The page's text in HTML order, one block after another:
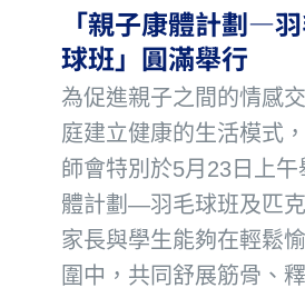
「親子康體計劃—
球班」圓滿舉行
為促進親子之間的情感
庭建立健康的生活模式
師會特別於5月23日上
體計劃—羽毛球班及匹
家長與學生能夠在輕鬆
圍中，共同舒展筋骨、